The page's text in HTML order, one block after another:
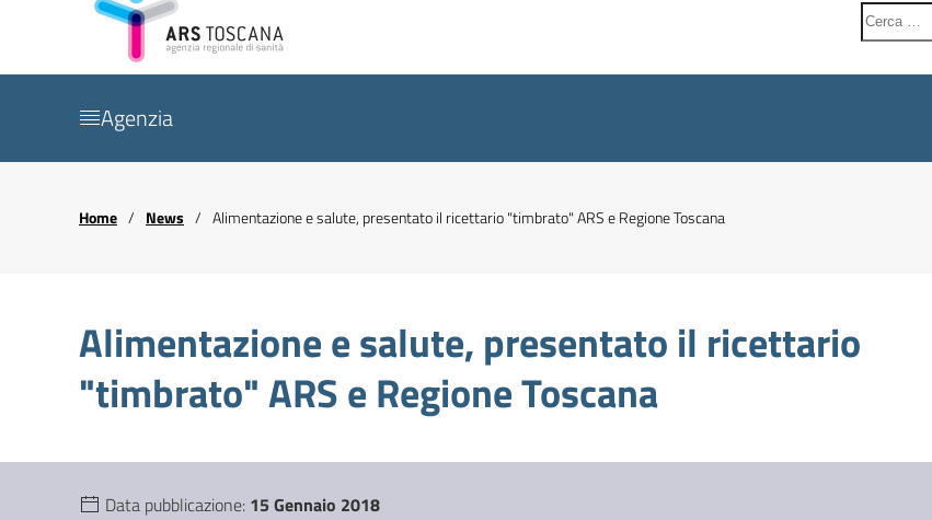
Agenzia
Home News Alimentazione e salute, presentato il ricettario "timbrato" ARS e Regione Toscana
Alimentazione e salute, presentato il ricettario
"timbrato" ARS e Regione Toscana
Data pubblicazione: 15 Gennaio 2018